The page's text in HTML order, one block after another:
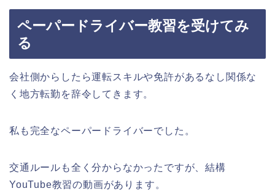
ペーパードライバー教習を受けてみ
る
会社側からしたら運転スキルや免許があるなし関係な
く地方転勤を辞令してきます。
私も完全なペーパードライバーでした。
交通ルールも全く分からなかったですが、結構
YouTube教習の動画があります。